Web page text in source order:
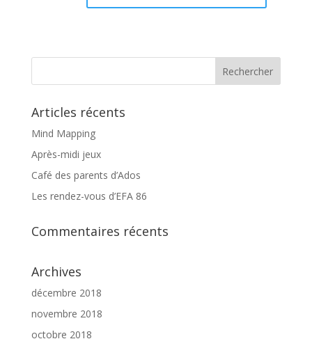
Articles récents
Mind Mapping
Après-midi jeux
Café des parents d’Ados
Les rendez-vous d’EFA 86
Commentaires récents
Archives
décembre 2018
novembre 2018
octobre 2018